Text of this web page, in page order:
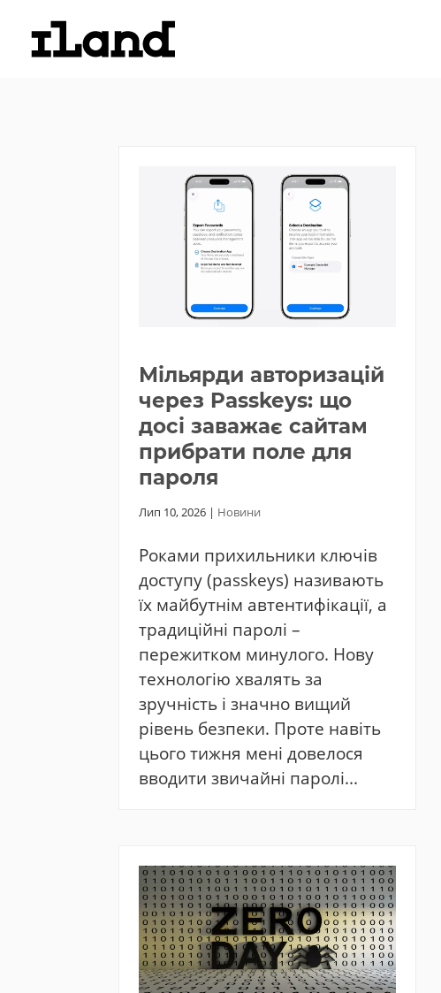
Мільярди авторизацій
через Passkeys: що
досі заважає сайтам
прибрати поле для
пароля
Лип 10, 2026| Новини
Роками прихильники ключів
доступу (passkeys) називають
їх майбутнім автентифікації, а
традиційні паролі –
пережитком минулого. Нову
технологію хвалять за
зручність і значно вищий
рівень безпеки. Проте навіть
цього тижня мені довелося
вводити звичайні паролі...